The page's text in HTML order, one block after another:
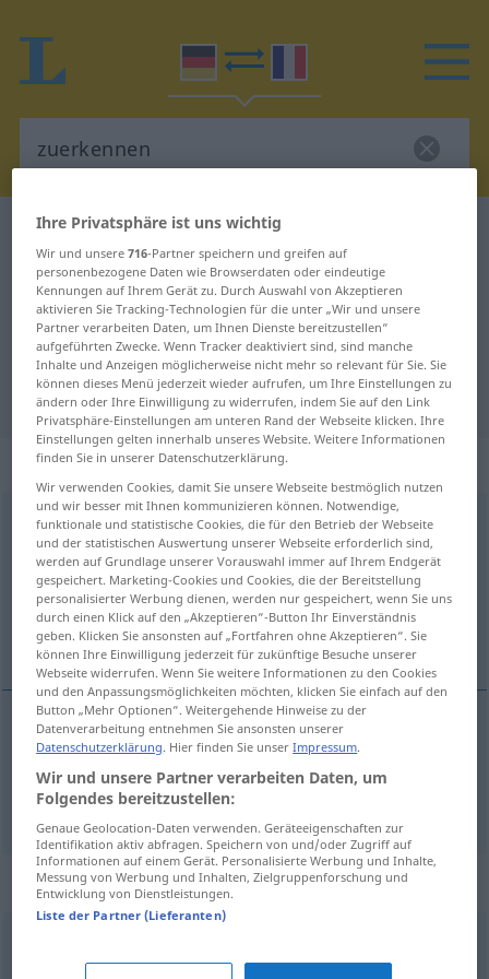
Deutsch-Französisch Wörterbuch
Deutsch-Französisch Übersetzung
für "zuerkennen"
"zuerkennen" Französisch
Übersetzung
„zuerkennen“: transitives Verb
zuerkennenv/t <irr, sans ge>
Übersicht aller Übersetzungen
(Für mehr Details die Übersetzung anklicken/antippen)
attribuer, décerner
attribuer zuerkennen
décerner zuerkennen Preis
Synonyme für "zuerkennen"
zugestehen,konzedieren,gestatten (geh.),einräumen
Ihre Privatsphäre ist uns wichtig
Wir und unsere716-Partner speichern und greifen auf
personenbezogene Daten wie Browserdaten oder eindeutige
Kennungen auf Ihrem Gerät zu. Durch Auswahl von Akzeptieren
aktivieren Sie Tracking-Technologien für die unter „Wir und unsere
Partner verarbeiten Daten, um Ihnen Dienste bereitzustellen“
aufgeführten Zwecke. Wenn Tracker deaktiviert sind, sind manche
Inhalte und Anzeigen möglicherweise nicht mehr so relevant für Sie. Sie
können dieses Menü jederzeit wieder aufrufen, um Ihre Einstellungen zu
ändern oder Ihre Einwilligung zu widerrufen, indem Sie auf den Link
Privatsphäre-Einstellungen am unteren Rand der Webseite klicken. Ihre
Einstellungen gelten innerhalb unseres Website. Weitere Informationen
finden Sie in unserer Datenschutzerklärung.
Wir verwenden Cookies, damit Sie unsere Webseite bestmöglich nutzen
und wir besser mit Ihnen kommunizieren können. Notwendige,
funktionale und statistische Cookies, die für den Betrieb der Webseite
und der statistischen Auswertung unserer Webseite erforderlich sind,
werden auf Grundlage unserer Vorauswahl immer auf Ihrem Endgerät
gespeichert. Marketing-Cookies und Cookies, die der Bereitstellung
personalisierter Werbung dienen, werden nur gespeichert, wenn Sie uns
durch einen Klick auf den „Akzeptieren“-Button Ihr Einverständnis
geben. Klicken Sie ansonsten auf „Fortfahren ohne Akzeptieren“. Sie
können Ihre Einwilligung jederzeit für zukünftige Besuche unserer
Webseite widerrufen. Wenn Sie weitere Informationen zu den Cookies
und den Anpassungsmöglichkeiten möchten, klicken Sie einfach auf den
Button „Mehr Optionen“. Weitergehende Hinweise zu der
Datenverarbeitung entnehmen Sie ansonsten unserer
Datenschutzerklärung. Hier finden Sie unserImpressum.
Wir und unsere Partner verarbeiten Daten, um
Folgendes bereitzustellen:
Genaue Geolocation-Daten verwenden. Geräteeigenschaften zur
Identifikation aktiv abfragen. Speichern von und/oder Zugriff auf
Informationen auf einem Gerät. Personalisierte Werbung und Inhalte,
Messung von Werbung und Inhalten, Zielgruppenforschung und
Entwicklung von Dienstleistungen.
Liste der Partner (Lieferanten)